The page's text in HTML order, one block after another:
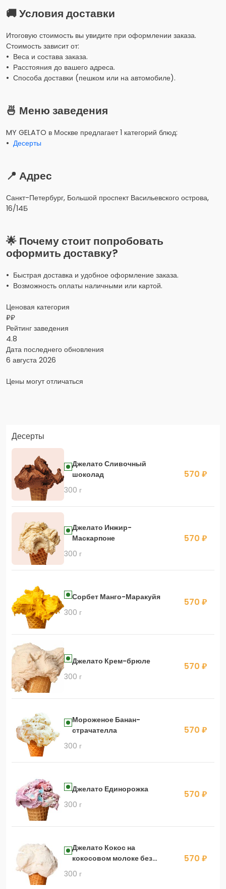
🚚 Условия доставки
Итоговую стоимость вы увидите при оформлении заказа.
Стоимость зависит от:
• Веса и состава заказа.
• Расстояния до вашего адреса.
• Способа доставки (пешком или на автомобиле).
🍜 Меню заведения
MY GELATO в Москве предлагает 1 категорий блюд:
• Десерты
📍 Адрес
Санкт-Петербург, Большой проспект Васильевского острова,
16/14Б
🌟 Почему стоит попробовать
оформить доставку?
• Быстрая доставка и удобное оформление заказа.
• Возможность оплаты наличными или картой.
Ценовая категория
₽₽
Рейтинг заведения
4.8
Дата последнего обновления
6 августа 2026
Цены могут отличаться
Скидка 400 руб. на первый заказ в приложении!
Скидка 450 руб. на первый заказ в приложении
Десерты
Джелато Сливочный
шоколад
300 г
570 ₽
Джелато Инжир-
Маскарпоне
300 г
570 ₽
Сорбет Манго-Маракуйя
300 г
570 ₽
Джелато Крем-брюле
300 г
570 ₽
Мороженое Банан-
страчателла
300 г
570 ₽
Джелато Единорожка
300 г
570 ₽
Джелато Кокос на
кокосовом молоке без
сахара
300 г
570 ₽